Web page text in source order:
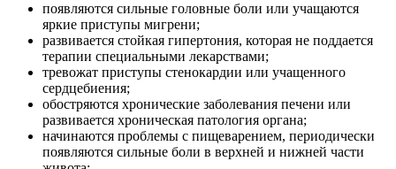
появляются сильные головные боли или учащаются
яркие приступы мигрени;
развивается стойкая гипертония, которая не поддается
терапии специальными лекарствами;
тревожат приступы стенокардии или учащенного
сердцебиения;
обостряются хронические заболевания печени или
развивается хроническая патология органа;
начинаются проблемы с пищеварением, периодически
появляются сильные боли в верхней и нижней части